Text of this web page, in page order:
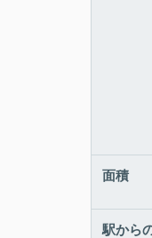
面積
駅から